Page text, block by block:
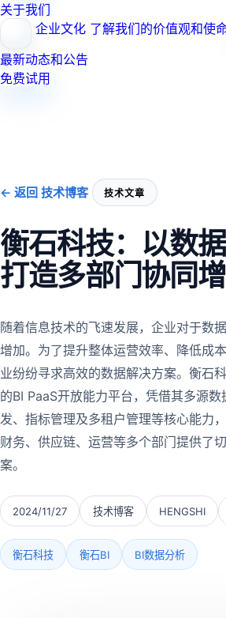
关于我们
企业文化 了解我们的价值观和使
最新动态和公告
免费试用
← 返回 技术博客 技术文章
衡石科技：以数据
打造多部门协同
随着信息技术的飞速发展，企业对于数
增加。为了提升整体运营效率、降低成
业纷纷寻求高效的数据解决方案。衡石
的BI PaaS开放能力平台，凭借其多源
发、指标管理及多租户管理等核心能力
财务、供应链、运营等多个部门提供了
案。
2024/11/27 技术博客 HENGSHI
衡石科技 衡石BI BI数据分析